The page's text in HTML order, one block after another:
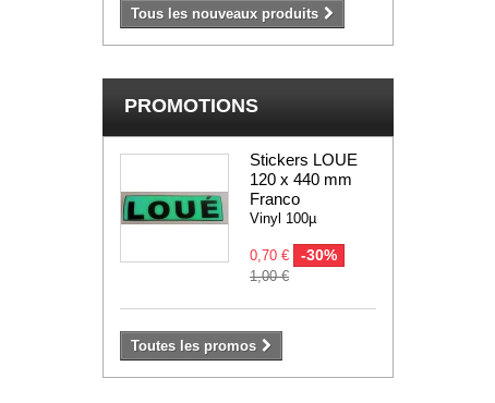
Tous les nouveaux produits
PROMOTIONS
Stickers LOUE
120 x 440 mm
Franco
Vinyl 100µ
0,70 € -30%
1,00 €
Toutes les promos